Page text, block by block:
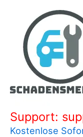
springen
Support:
Kostenlose